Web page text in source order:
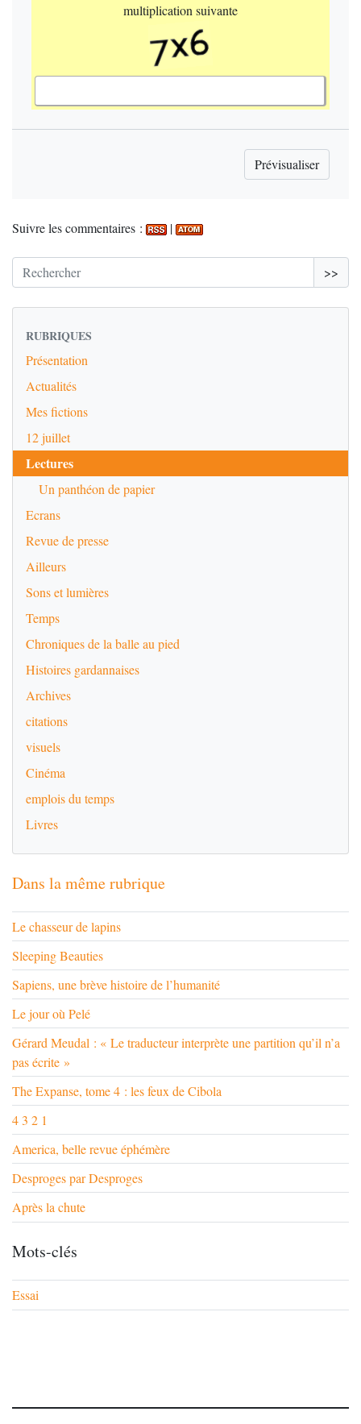
multiplication suivante
Suivre les commentaires : |
>>
RUBRIQUES
Présentation
Actualités
Mes fictions
12 juillet
Lectures
Un panthéon de papier
Ecrans
Revue de presse
Ailleurs
Sons et lumières
Temps
Chroniques de la balle au pied
Histoires gardannaises
Archives
citations
visuels
Cinéma
emplois du temps
Livres
Dans la même rubrique
Le chasseur de lapins
Sleeping Beauties
Sapiens, une brève histoire de l’humanité
Le jour où Pelé
Gérard Meudal : « Le traducteur interprète une partition qu’il n’a
pas écrite »
The Expanse, tome 4 : les feux de Cibola
4 3 2 1
America, belle revue éphémère
Desproges par Desproges
Après la chute
Mots-clés
Essai